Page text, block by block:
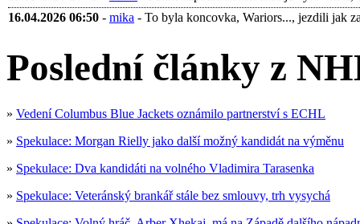
16.04.2026 06:50 - mika - To byla koncovka, Wariors..., jezdili jak
Poslední články z
» Vedení Columbus Blue Jackets oznámilo partnerství s ECHL
» Spekulace: Morgan Rielly jako další možný kandidát na výměnu
» Spekulace: Dva kandidáti na volného Vladimira Tarasenka
» Spekulace: Veteránský brankář stále bez smlouvy, trh vysychá